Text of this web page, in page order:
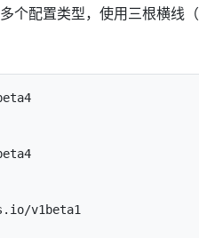
个配置类型，使用三根横线（
v1beta1